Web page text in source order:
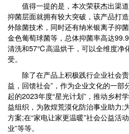
值得一提的是，本次荣获杰出渠道
抑菌层面就拥有较大突破，该产品打
外除菌技术，同时还有纳米银离子抑
金色葡萄球菌等，总体抑菌率高达
清洗和57℃高温烘干，可以全维度净
受。
除了在产品上积极践行企业社会责
益，回馈社会”，作为企业文化的一部
起的2023年度“星光计划”，推动乡村
益组织，为敦煌荒漠化防治事业助力;
方案;在“家电让家更温暖”社会公益活
业”等等。